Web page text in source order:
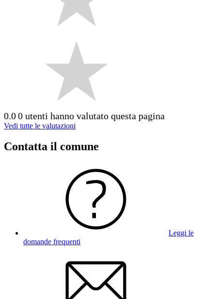
0.00 utenti hanno valutato questa pagina
Vedi tutte le valutazioni
Contatta il comune
Leggi le
domande frequenti